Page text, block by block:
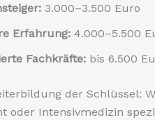
3.000–3.500 Euro
Erfahrung: 4.000–5.500
Fachkräfte: bis 6.500
der Schlüssel:
oder Intensivmedizin